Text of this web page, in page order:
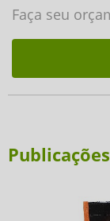
Faça seu